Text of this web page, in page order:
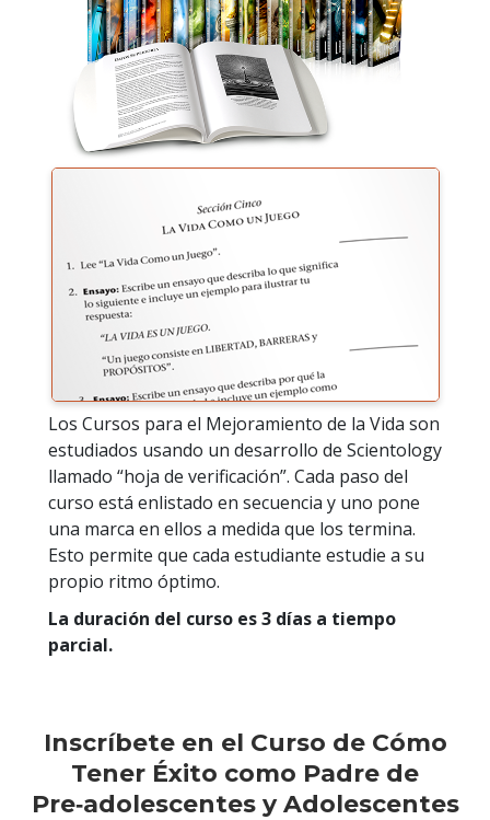
Los Cursos para el Mejoramiento de la Vida son
estudiados usando un desarrollo de Scientology
llamado “hoja de verificación”. Cada paso del
curso está enlistado en secuencia y uno pone
una marca en ellos a medida que los termina.
Esto permite que cada estudiante estudie a su
propio ritmo óptimo.
La duración del curso es 3 días a tiempo
parcial.
Inscríbete en el Curso de Cómo
Tener Éxito como Padre de
Pre‑adolescentes y Adolescentes